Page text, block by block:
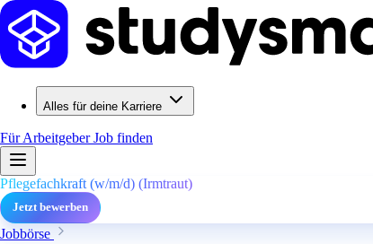
Alles für deine Karriere
Für ArbeitgeberJob finden
Pflegefachkraft (w/m/d) (Irmtraut)
Jetzt bewerben
Jobbörse